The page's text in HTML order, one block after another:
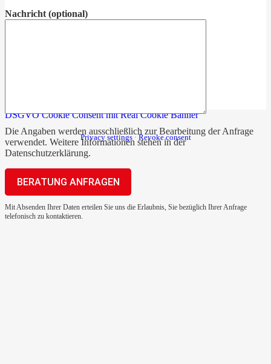
Nachricht (optional)
Die Angaben werden ausschließlich zur Bearbeitung der Anfrage
verwendet. Weitere Informationen stehen in der
Datenschutzerklärung.
Mit Absenden Ihrer Daten erteilen Sie uns die Erlaubnis, Sie bezüglich Ihrer Anfrage
telefonisch zu kontaktieren.
DSGVO Cookie Consent mit Real Cookie Banner
Privacy settings ·Revoke consent